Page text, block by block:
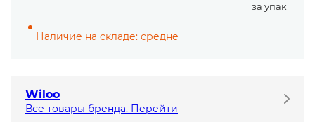
за упак
Наличие на складе: средне
Wiloo
Все товары бренда. Перейти